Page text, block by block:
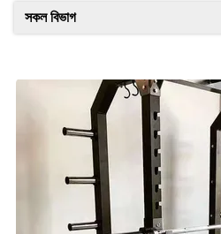
সকল বিভাগ